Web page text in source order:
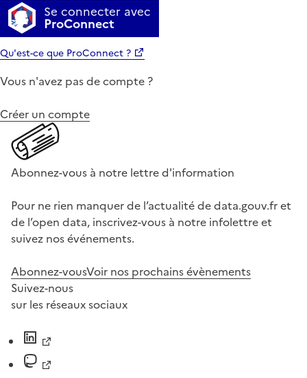
Se connecter avec
ProConnect
Qu'est-ce que ProConnect ?
Vous n'avez pas de compte ?
Créer un compte
Abonnez-vous à notre lettre d'information
Pour ne rien manquer de l’actualité de data.gouv.fr et
de l’open data, inscrivez-vous à notre infolettre et
suivez nos événements.
Abonnez-vousVoir nos prochains évènements
Suivez-nous
sur les réseaux sociaux